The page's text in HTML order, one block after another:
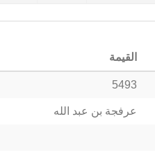
القيمة
5493
عرفجة بن عبد الله